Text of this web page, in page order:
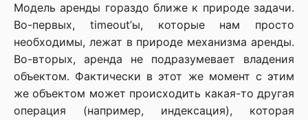
Модель аренды гораздо ближе к природе задачи.
Во-первых, timeout’ы, которые нам просто
необходимы, лежат в природе механизма аренды.
Во-вторых, аренда не подразумевает владения
объектом. Фактически в этот же момент с этим
же объектом может происходить какая-то другая
операция (например, индексация), которая